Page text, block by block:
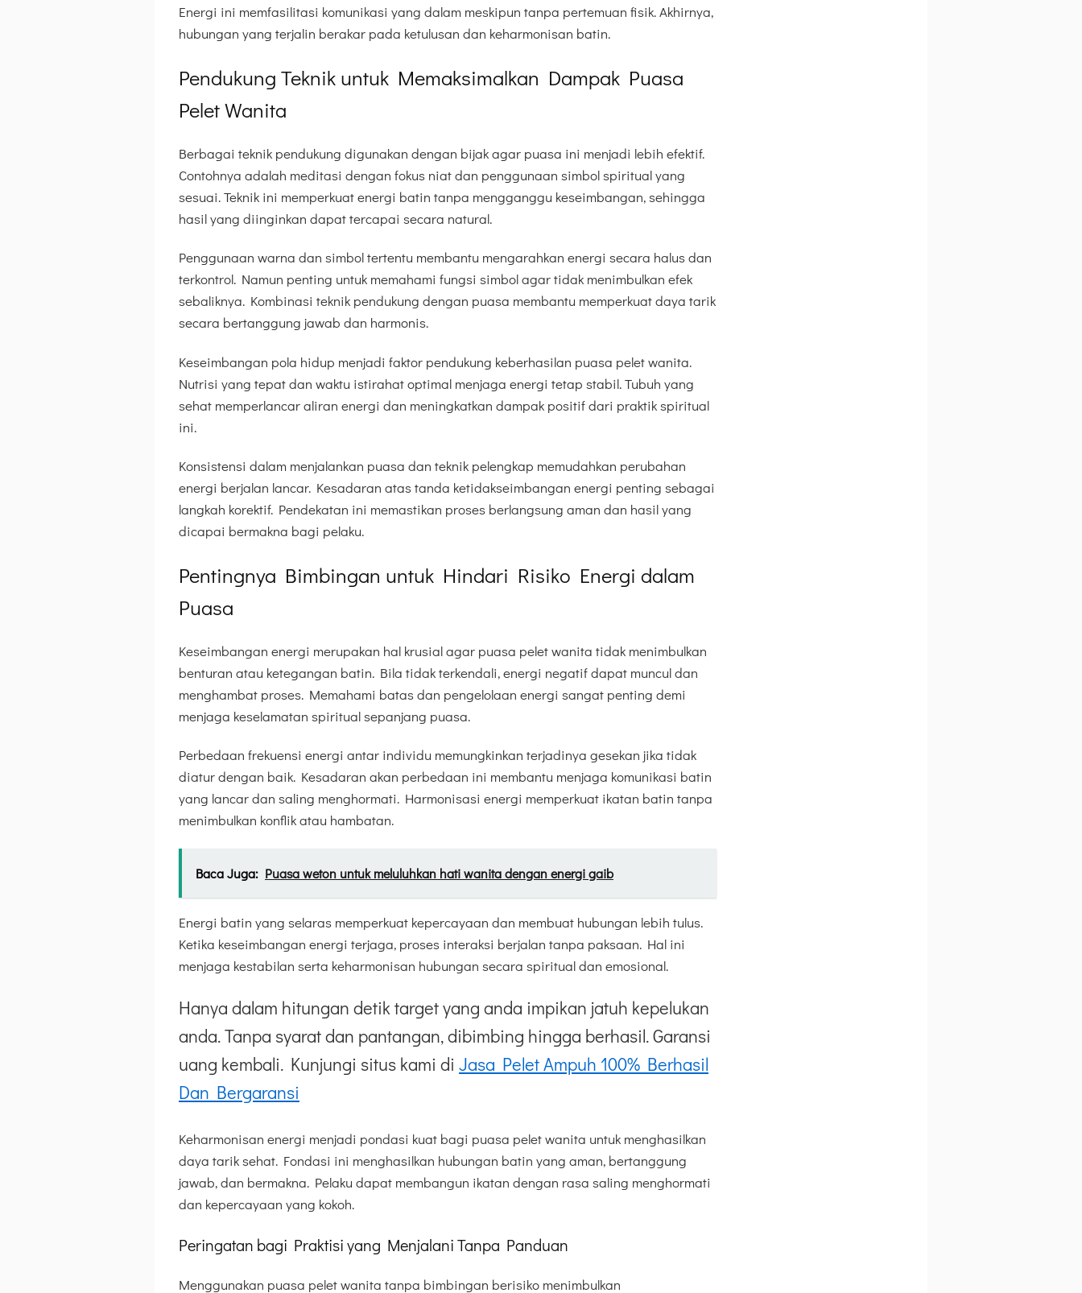
Energi ini memfasilitasi komunikasi yang dalam meskipun tanpa pertemuan fisik. Akhirnya,
hubungan yang terjalin berakar pada ketulusan dan keharmonisan batin.
Pendukung Teknik untuk Memaksimalkan Dampak Puasa
Pelet Wanita
Berbagai teknik pendukung digunakan dengan bijak agar puasa ini menjadi lebih efektif.
Contohnya adalah meditasi dengan fokus niat dan penggunaan simbol spiritual yang
sesuai. Teknik ini memperkuat energi batin tanpa mengganggu keseimbangan, sehingga
hasil yang diinginkan dapat tercapai secara natural.
Penggunaan warna dan simbol tertentu membantu mengarahkan energi secara halus dan
terkontrol. Namun penting untuk memahami fungsi simbol agar tidak menimbulkan efek
sebaliknya. Kombinasi teknik pendukung dengan puasa membantu memperkuat daya tarik
secara bertanggung jawab dan harmonis.
Keseimbangan pola hidup menjadi faktor pendukung keberhasilan puasa pelet wanita.
Nutrisi yang tepat dan waktu istirahat optimal menjaga energi tetap stabil. Tubuh yang
sehat memperlancar aliran energi dan meningkatkan dampak positif dari praktik spiritual
ini.
Konsistensi dalam menjalankan puasa dan teknik pelengkap memudahkan perubahan
energi berjalan lancar. Kesadaran atas tanda ketidakseimbangan energi penting sebagai
langkah korektif. Pendekatan ini memastikan proses berlangsung aman dan hasil yang
dicapai bermakna bagi pelaku.
Pentingnya Bimbingan untuk Hindari Risiko Energi dalam
Puasa
Keseimbangan energi merupakan hal krusial agar puasa pelet wanita tidak menimbulkan
benturan atau ketegangan batin. Bila tidak terkendali, energi negatif dapat muncul dan
menghambat proses. Memahami batas dan pengelolaan energi sangat penting demi
menjaga keselamatan spiritual sepanjang puasa.
Perbedaan frekuensi energi antar individu memungkinkan terjadinya gesekan jika tidak
diatur dengan baik. Kesadaran akan perbedaan ini membantu menjaga komunikasi batin
yang lancar dan saling menghormati. Harmonisasi energi memperkuat ikatan batin tanpa
menimbulkan konflik atau hambatan.
Baca Juga: Puasa weton untuk meluluhkan hati wanita dengan energi gaib
Energi batin yang selaras memperkuat kepercayaan dan membuat hubungan lebih tulus.
Ketika keseimbangan energi terjaga, proses interaksi berjalan tanpa paksaan. Hal ini
menjaga kestabilan serta keharmonisan hubungan secara spiritual dan emosional.
Hanya dalam hitungan detik target yang anda impikan jatuh kepelukan
anda. Tanpa syarat dan pantangan, dibimbing hingga berhasil. Garansi
uang kembali. Kunjungi situs kami di Jasa Pelet Ampuh 100% Berhasil
Dan Bergaransi
Keharmonisan energi menjadi pondasi kuat bagi puasa pelet wanita untuk menghasilkan
daya tarik sehat. Fondasi ini menghasilkan hubungan batin yang aman, bertanggung
jawab, dan bermakna. Pelaku dapat membangun ikatan dengan rasa saling menghormati
dan kepercayaan yang kokoh.
Peringatan bagi Praktisi yang Menjalani Tanpa Panduan
Menggunakan puasa pelet wanita tanpa bimbingan berisiko menimbulkan